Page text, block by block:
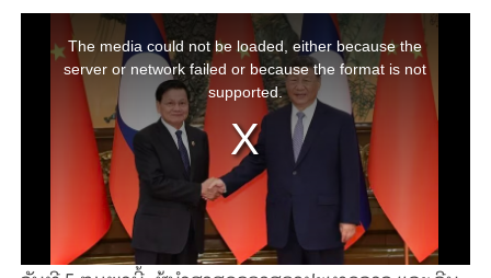
modal
window.
The media could not be loaded, either because the
server or network failed or because the format is not
supported.